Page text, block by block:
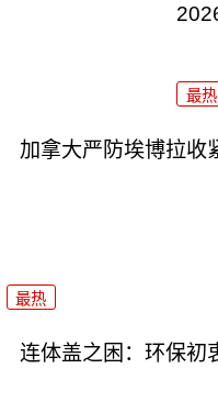
最热
加拿大严防埃博拉收
最热
连体盖之困：环保初